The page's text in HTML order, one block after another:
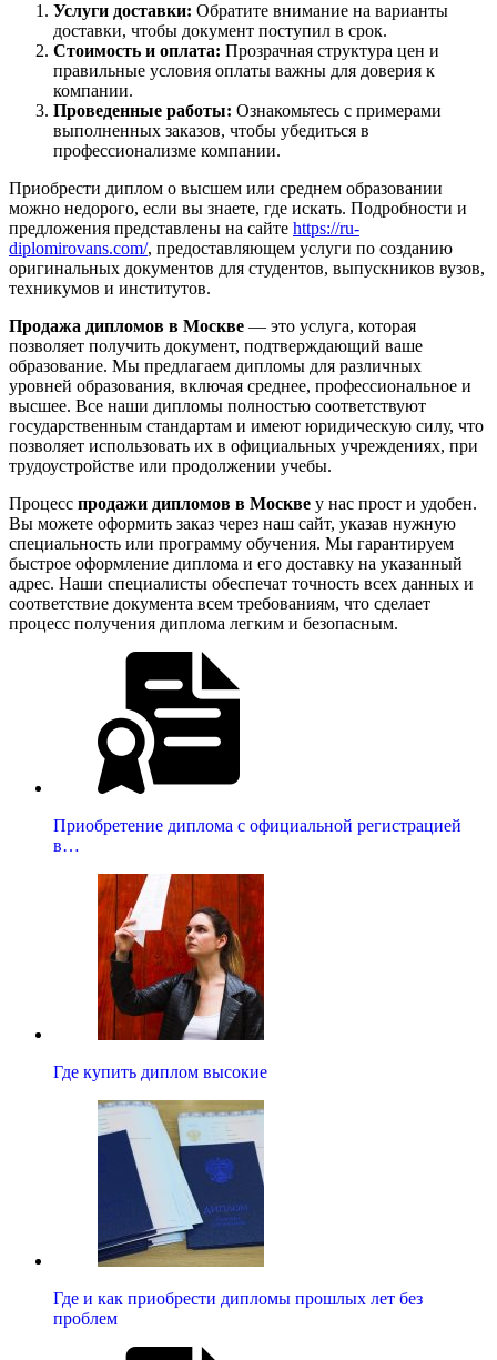
Услуги доставки: Обратите внимание на варианты
доставки, чтобы документ поступил в срок.
Стоимость и оплата: Прозрачная структура цен и
правильные условия оплаты важны для доверия к
компании.
Проведенные работы: Ознакомьтесь с примерами
выполненных заказов, чтобы убедиться в
профессионализме компании.
Приобрести диплом о высшем или среднем образовании
можно недорого, если вы знаете, где искать. Подробности и
предложения представлены на сайте https://ru-
diplomirovans.com/, предоставляющем услуги по созданию
оригинальных документов для студентов, выпускников вузов,
техникумов и институтов.
Продажа дипломов в Москве — это услуга, которая
позволяет получить документ, подтверждающий ваше
образование. Мы предлагаем дипломы для различных
уровней образования, включая среднее, профессиональное и
высшее. Все наши дипломы полностью соответствуют
государственным стандартам и имеют юридическую силу, что
позволяет использовать их в официальных учреждениях, при
трудоустройстве или продолжении учебы.
Процесс продажи дипломов в Москве у нас прост и удобен.
Вы можете оформить заказ через наш сайт, указав нужную
специальность или программу обучения. Мы гарантируем
быстрое оформление диплома и его доставку на указанный
адрес. Наши специалисты обеспечат точность всех данных и
соответствие документа всем требованиям, что сделает
процесс получения диплома легким и безопасным.
Приобретение диплома с официальной регистрацией
в…
Где купить диплом высокие
Где и как приобрести дипломы прошлых лет без
проблем